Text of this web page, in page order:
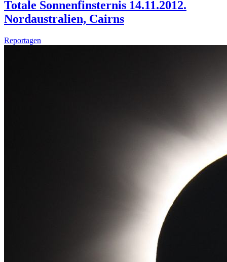
Totale Sonnenfinsternis 14.11.2012.
Nordaustralien, Cairns
Reportagen